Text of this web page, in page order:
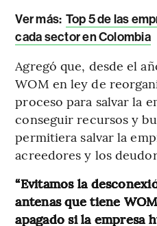
Ver más: Top 5 de las
cada sector en Colombia
Agregó que, desde el
WOM en ley de
proceso para salvar la
conseguir recursos y
permitiera salvar la
acreedores y los
“Evitamos la
antenas que tiene
apagado si la empresa